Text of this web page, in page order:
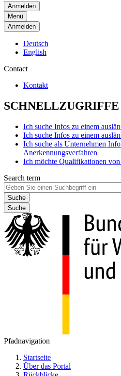
Menü
Anmelden
Deutsch
English
Contact
Kontakt
SCHNELLZUGRIFFE
Ich suche Infos zu einem
Ich suche Infos zu einem
Ich suche als Unternehmen
Anerkennungsverfahren
Ich möchte Qualifikationen
Search term
Suche
Pfadnavigation
Startseite
Über das Portal